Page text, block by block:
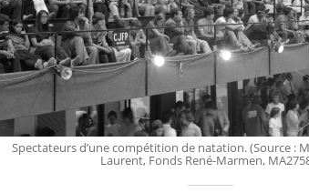
Spectateurs d’une compétition de natation. (Source :
Laurent, Fonds René-Marmen,